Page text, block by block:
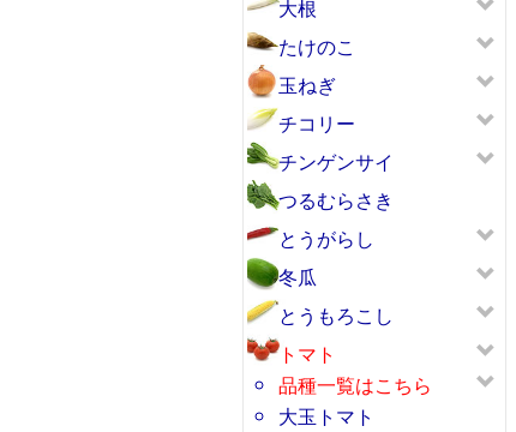
大根
たけのこ
玉ねぎ
チコリー
チンゲンサイ
つるむらさき
とうがらし
冬瓜
とうもろこし
トマト
品種一覧はこちら
大玉トマト